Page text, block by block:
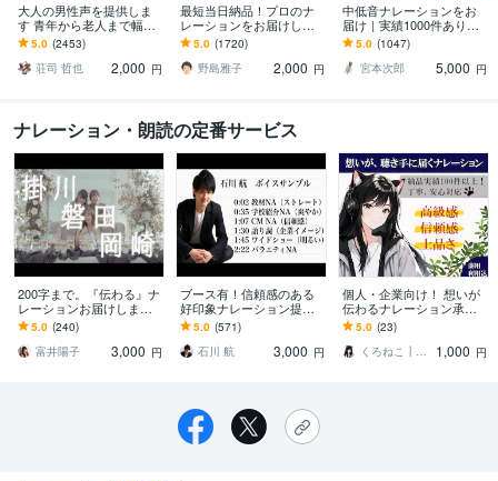
大人の男性声を提供しま
す 青年から老人まで幅広
いニーズにお応えします
5.0 (2453)
荘司 哲也
2,000 円
最短当日納品！プロのナ
レーションをお届けしま
す 長文大歓迎！PR動画、
店舗案内アナウンス、音
声ガイダンスなど
5.0 (1720)
野島雅子
2,000 円
中低音ナレーションをお
届け｜実績1000件ありま
す 【無料修正１回】【50
0字まで5,000円】【即日
納品可能】
5.0 (1047)
宮本次郎
5,000 円
ナレーション・朗読の定番サービス
200字まで。『伝わる』ナ
レーションお届けします
お急ぎ納品対応/PRO認定/
CM/高音質/優しい/明るい
5.0 (240)
富井陽子
3,000 円
ブース有！信頼感のある
好印象ナレーション提供
します ココナラ総実績70
0件以上！スピーディ、丁
寧に対応致します。
5.0 (571)
石川 航
3,000 円
個人・企業向け！ 想いが
伝わるナレーション承り
ます CM・動画・企業向け
まで幅広く対応可能で
す！
5.0 (23)
くろねこ┃Kuroneko Luna
1,000 円